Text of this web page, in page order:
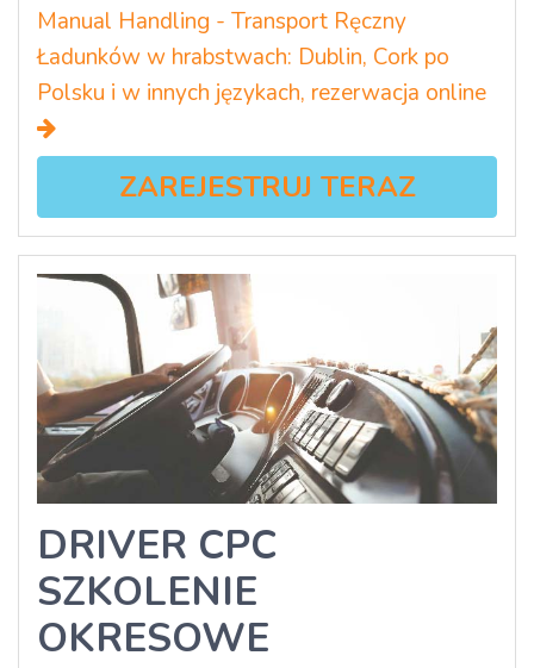
Manual Handling - Transport Ręczny
Ładunków w hrabstwach: Dublin, Cork po
Polsku i w innych językach, rezerwacja online
ZAREJESTRUJ TERAZ
DRIVER CPC
SZKOLENIE
OKRESOWE